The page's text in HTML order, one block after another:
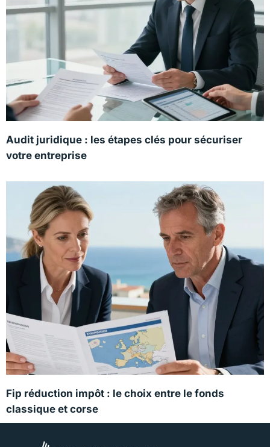
Audit juridique : les étapes clés pour sécuriser
votre entreprise
Fip réduction impôt : le choix entre le fonds
classique et corse